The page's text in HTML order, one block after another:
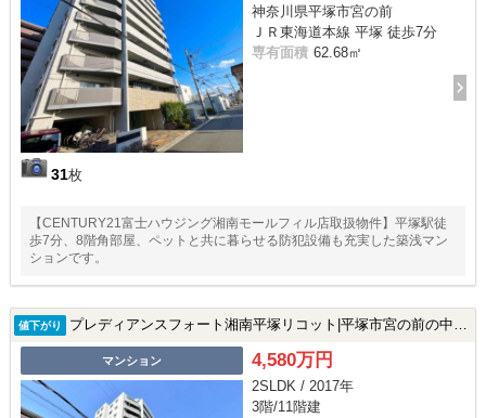
31枚
神奈川県平塚市宮の前
ＪＲ東海道本線 平塚 徒歩7分
専有面積 62.68㎡
【CENTURY21富士ハウジング湘南モールフィル店取扱物件】平塚駅徒
歩7分、8階角部屋、ペットと共に暮らせる防犯設備も充実した築浅マン
ションです。
値下がり プレディアンスフォート湘南平塚リコット|平塚市宮の前の中古マンション
マンション 4,580万円
2SLDK / 2017年
3階/11階建